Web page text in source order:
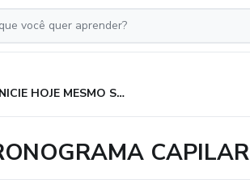
INICIE HOJE MESMO SEU CRONOGRAMA CAPILAR
CAPILAR